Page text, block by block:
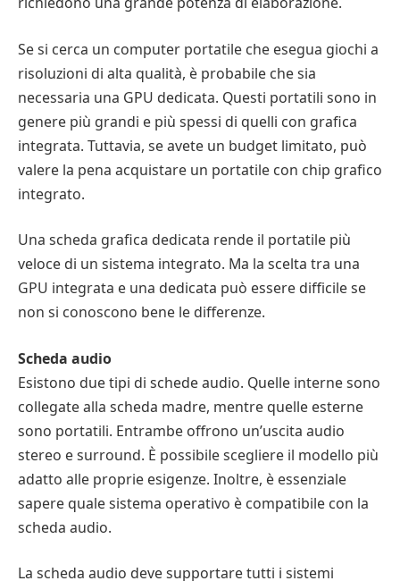
Se si cerca un computer portatile che esegua giochi a
risoluzioni di alta qualità, è probabile che sia
necessaria una GPU dedicata. Questi portatili sono in
genere più grandi e più spessi di quelli con grafica
integrata. Tuttavia, se avete un budget limitato, può
valere la pena acquistare un portatile con chip grafico
integrato.
Una scheda grafica dedicata rende il portatile più
veloce di un sistema integrato. Ma la scelta tra una
GPU integrata e una dedicata può essere difficile se
non si conoscono bene le differenze.
Scheda audio
Esistono due tipi di schede audio. Quelle interne sono
collegate alla scheda madre, mentre quelle esterne
sono portatili. Entrambe offrono un’uscita audio
stereo e surround. È possibile scegliere il modello più
adatto alle proprie esigenze. Inoltre, è essenziale
sapere quale sistema operativo è compatibile con la
scheda audio.
La scheda audio deve supportare tutti i sistemi